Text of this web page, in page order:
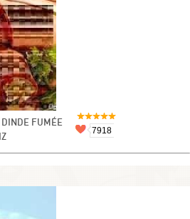
DINDE FUMÉE
7918